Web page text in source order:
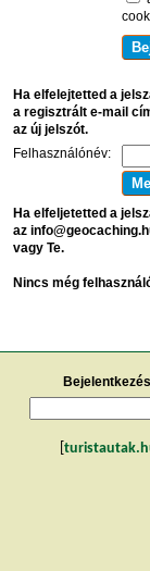
Ha elfelejtetted a
a regisztrált e-mail
az új jelszót.
Felhasználónév:
Ha elfeljetetted a
az
vagy Te.
Nincs még
Bejelentkezés